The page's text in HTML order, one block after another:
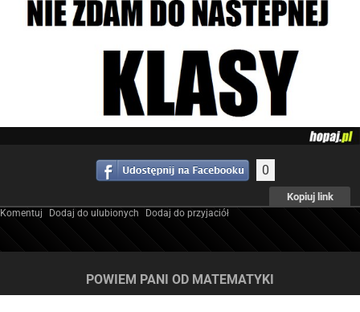
0
Kopiuj link
Komentuj Dodaj do ulubionych Dodaj do przyjaciół
POWIEM PANI OD MATEMATYKI